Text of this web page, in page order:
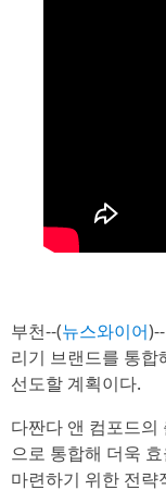
부천--(뉴스와이어
리기 브랜드를 통
선도할 계획이다.
다짠다 앤 컴포드의
으로 통합해 더욱
마련하기 위한 전략